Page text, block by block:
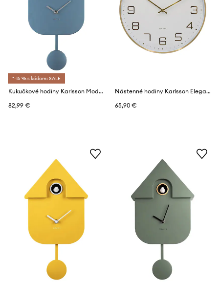
*-15 % s kódom: SALE
Kukučkové hodiny Karlsson Modern Cuckoo Metallic
82,99 €
Nástenné hodiny Karlsson Elegance Glow
65,90 €